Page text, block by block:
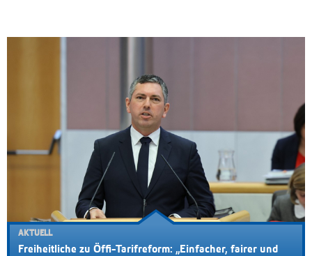
AKTUELL
Freiheitliche zu Öffi-Tarifreform: „Einfacher, fairer und